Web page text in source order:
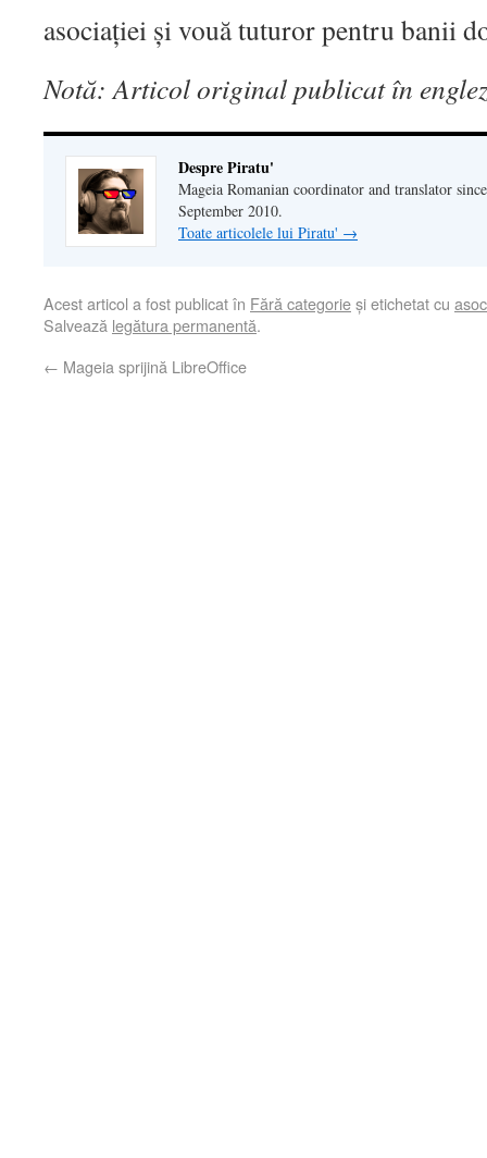
asociației și vouă tuturor pentru banii
Notă: Articol original publicat în
Despre Piratu'
Mageia Romanian coordinator and translator
September 2010.
Toate articolele lui Piratu' →
Acest articol a fost publicat în Fără categorieși etichetat cu
Salvează legătura permanentă.
← Mageia sprijină LibreOffice